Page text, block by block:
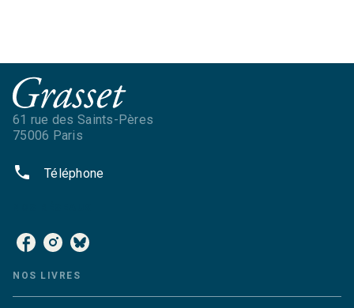
61 rue des Saints-Pères
75006 Paris
phone Téléphone
NOS LIVRES